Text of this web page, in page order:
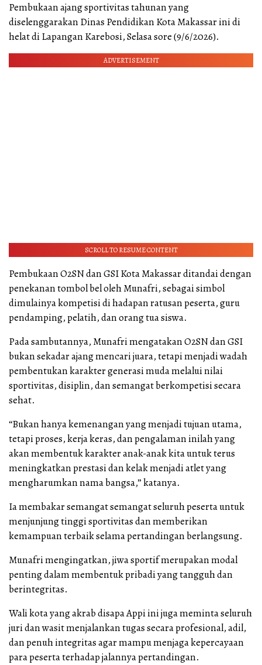
Pembukaan ajang sportivitas tahunan yang
diselenggarakan Dinas Pendidikan Kota Makassar ini di
helat di Lapangan Karebosi, Selasa sore (9/6/2026).
ADVERTISEMENT
SCROLL TO RESUME CONTENT
Pembukaan O2SN dan GSI Kota Makassar ditandai dengan
penekanan tombol bel oleh Munafri, sebagai simbol
dimulainya kompetisi di hadapan ratusan peserta, guru
pendamping, pelatih, dan orang tua siswa.
Pada sambutannya, Munafri mengatakan O2SN dan GSI
bukan sekadar ajang mencari juara, tetapi menjadi wadah
pembentukan karakter generasi muda melalui nilai
sportivitas, disiplin, dan semangat berkompetisi secara
sehat.
“Bukan hanya kemenangan yang menjadi tujuan utama,
tetapi proses, kerja keras, dan pengalaman inilah yang
akan membentuk karakter anak-anak kita untuk terus
meningkatkan prestasi dan kelak menjadi atlet yang
mengharumkan nama bangsa,” katanya.
Ia membakar semangat semangat seluruh peserta untuk
menjunjung tinggi sportivitas dan memberikan
kemampuan terbaik selama pertandingan berlangsung.
Munafri mengingatkan, jiwa sportif merupakan modal
penting dalam membentuk pribadi yang tangguh dan
berintegritas.
Wali kota yang akrab disapa Appi ini juga meminta seluruh
juri dan wasit menjalankan tugas secara profesional, adil,
dan penuh integritas agar mampu menjaga kepercayaan
para peserta terhadap jalannya pertandingan.